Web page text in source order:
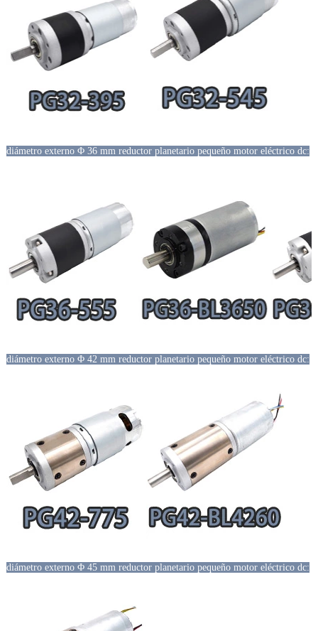
diámetro externo Φ 36 mm reductor planetario pequeño motor eléctrico dc:
diámetro externo Φ 42 mm reductor planetario pequeño motor eléctrico dc:
diámetro externo Φ 45 mm reductor planetario pequeño motor eléctrico dc: